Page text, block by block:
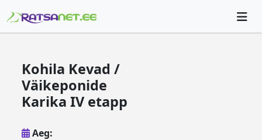
Kohila Kevad /
Väikeponide
Karika IV etapp
Aeg: